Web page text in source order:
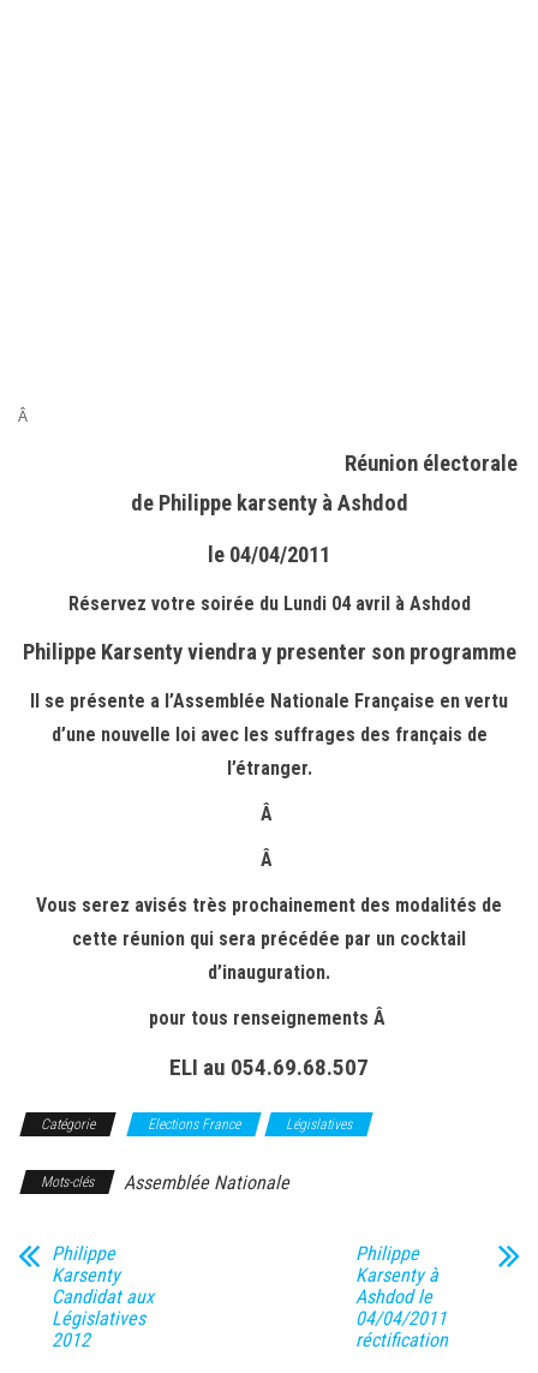
Â
Réunion électorale
de Philippe karsenty à Ashdod
le 04/04/2011
Réservez votre soirée du Lundi 04 avril à Ashdod
Philippe Karsenty viendra y presenter son programme
Il se présente a l’Assemblée Nationale Française en vertu
d’une nouvelle loi avec les suffrages des français de
l’étranger.
Â
Â
Vous serez avisés très prochainement des modalités de
cette réunion qui sera précédée par un cocktail
d’inauguration.
pour tous renseignements Â
ELI au 054.69.68.507
Catégorie Elections France Législatives
Mots-clés Assemblée Nationale
Philippe
Karsenty
Candidat aux
Législatives
2012
Philippe
Karsenty à
Ashdod le
04/04/2011
réctification